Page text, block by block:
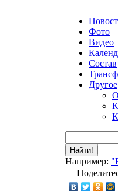
Фото
Видео
Состав
Другое
Найти!
Например: